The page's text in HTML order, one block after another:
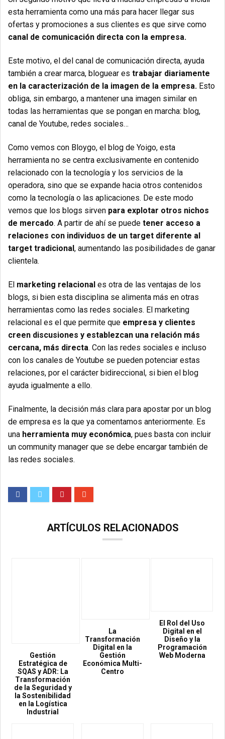
esta herramienta como una más para hacer llegar sus
ofertas y promociones a sus clientes es que sirve como
canal de comunicación directa con la empresa.
Este motivo, el del canal de comunicación directa, ayuda
también a crear marca, bloguear es trabajar diariamente
en la caracterización de la imagen de la empresa. Esto
obliga, sin embargo, a mantener una imagen similar en
todas las herramientas que se pongan en marcha: blog,
canal de Youtube, redes sociales…
Como vemos con Bloygo, el blog de Yoigo, esta
herramienta no se centra exclusivamente en contenido
relacionado con la tecnología y los servicios de la
operadora, sino que se expande hacia otros contenidos
como la tecnología o las aplicaciones. De este modo
vemos que los blogs sirven para explotar otros nichos
de mercado. A partir de ahí se puede tener acceso a
relaciones con individuos de un target diferente al
target tradicional , aumentando las posibilidades de ganar
clientela.
El marketing relacional es otra de las ventajas de los
blogs, si bien esta disciplina se alimenta más en otras
herramientas como las redes sociales. El marketing
relacional es el que permite que empresa y clientes
creen discusiones y establezcan una relación más
cercana, más directa. Con las redes sociales e incluso
con los canales de Youtube se pueden potenciar estas
relaciones, por el carácter bidireccional, si bien el blog
ayuda igualmente a ello.
Finalmente, la decisión más clara para apostar por un blog
de empresa es la que ya comentamos anteriormente. Es
una herramienta muy económica, pues basta con incluir
un community manager que se debe encargar también de
las redes sociales.
ARTÍCULOS RELACIONADOS
Gestión
Estratégica de
SQAS y ADR: La
Transformación
de la Seguridad y
la Sostenibilidad
en la Logística
Industrial
La
Transformación
Digital en la
Gestión
Económica Multi-
Centro
El Rol del Uso
Digital en el
Diseño y la
Programación
Web Moderna